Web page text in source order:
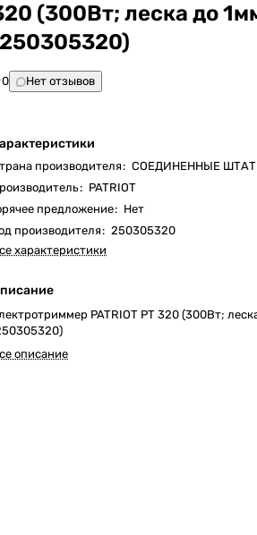
(300Вт; леска до
0 Нет отзывов
производителя: СОЕДИНЕННЫЕ
: PATRIOT
предложение: Нет
производителя: 250305320
характеристики
PATRIOT PT 320 (300Вт;
описание